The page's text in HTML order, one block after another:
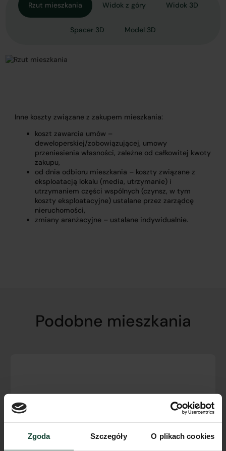
Zgoda Szczegóły O plikach cookies
Rzut mieszkania Widok z góry Widok 3D
Spacer 3D Model 3D
Inne koszty związane z zakupem mieszkania:
koszt zawarcia umów –
deweloperskiej/zobowiązującej, umowy
przeniesienia własności, zależne od całkowitej kwoty
zakupu,
od dnia odbioru mieszkania – koszty związane z
eksploatacją lokalu (media, utrzymanie) i
utrzymaniem części wspólnych (czynsz, w tym
koszty eksploatacyjne) ustalane przez zarządcę
nieruchomości,
zmiany aranżacyjne – ustalane indywidualnie.
Podobne mieszkania